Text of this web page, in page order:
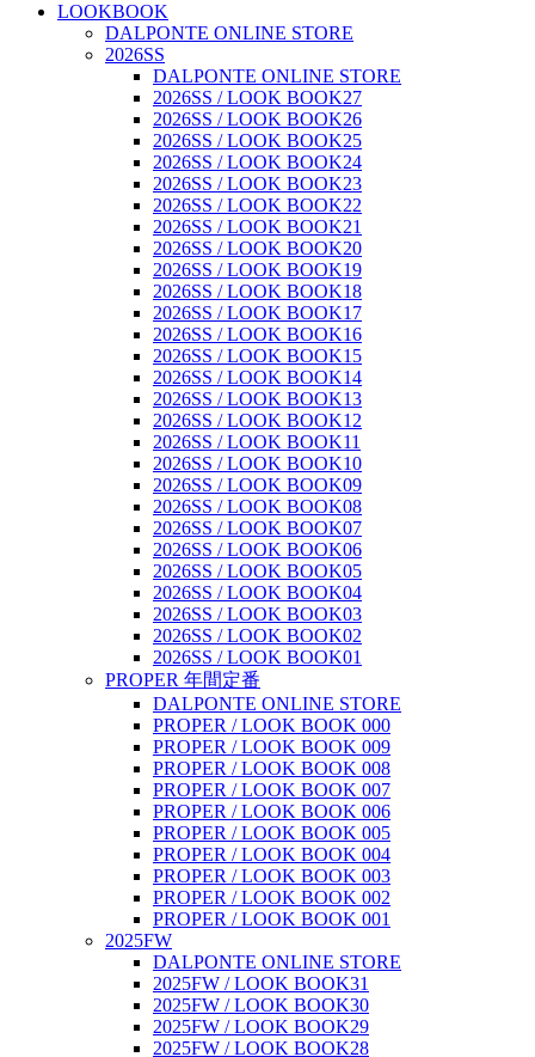
LOOKBOOK
DALPONTE ONLINE STORE
2026SS
DALPONTE ONLINE STORE
2026SS / LOOK BOOK27
2026SS / LOOK BOOK26
2026SS / LOOK BOOK25
2026SS / LOOK BOOK24
2026SS / LOOK BOOK23
2026SS / LOOK BOOK22
2026SS / LOOK BOOK21
2026SS / LOOK BOOK20
2026SS / LOOK BOOK19
2026SS / LOOK BOOK18
2026SS / LOOK BOOK17
2026SS / LOOK BOOK16
2026SS / LOOK BOOK15
2026SS / LOOK BOOK14
2026SS / LOOK BOOK13
2026SS / LOOK BOOK12
2026SS / LOOK BOOK11
2026SS / LOOK BOOK10
2026SS / LOOK BOOK09
2026SS / LOOK BOOK08
2026SS / LOOK BOOK07
2026SS / LOOK BOOK06
2026SS / LOOK BOOK05
2026SS / LOOK BOOK04
2026SS / LOOK BOOK03
2026SS / LOOK BOOK02
2026SS / LOOK BOOK01
PROPER 年間定番
DALPONTE ONLINE STORE
PROPER / LOOK BOOK 000
PROPER / LOOK BOOK 009
PROPER / LOOK BOOK 008
PROPER / LOOK BOOK 007
PROPER / LOOK BOOK 006
PROPER / LOOK BOOK 005
PROPER / LOOK BOOK 004
PROPER / LOOK BOOK 003
PROPER / LOOK BOOK 002
PROPER / LOOK BOOK 001
2025FW
DALPONTE ONLINE STORE
2025FW / LOOK BOOK31
2025FW / LOOK BOOK30
2025FW / LOOK BOOK29
2025FW / LOOK BOOK28